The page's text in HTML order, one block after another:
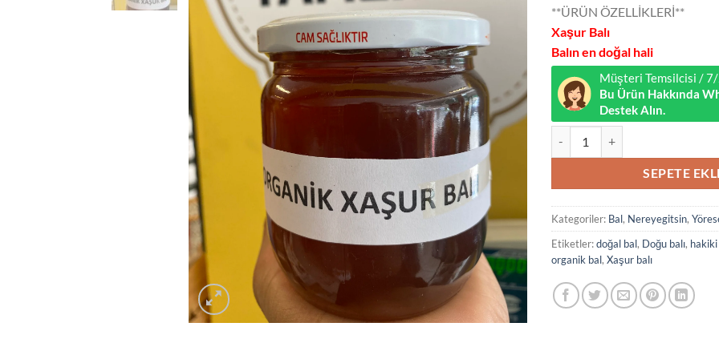
**ÜRÜN ÖZELLİKLERİ**
Xaşur Balı
Balın en doğal hali
Müşteri Temsilcisi /
Bu Ürün Hakkında
Destek Alın.
SEPETE
Kategoriler: Bal, Nereyegitsin,
Etiketler:doğal bal, Doğu balı,
organik bal, Xaşur balı